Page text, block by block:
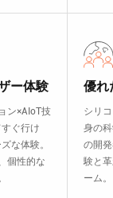
ー体験
ン×AIoT技
ぐ行け
な体験。
個性的な
優れ
シリ
身の
の開
験と
ーム。